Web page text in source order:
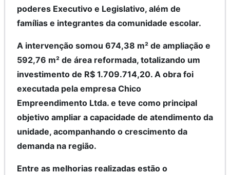
poderes Executivo e Legislativo, além de
famílias e integrantes da comunidade escolar.
A intervenção somou 674,38 m² de ampliação e
592,76 m² de área reformada, totalizando um
investimento de R$ 1.709.714,20. A obra foi
executada pela empresa Chico
Empreendimento Ltda. e teve como principal
objetivo ampliar a capacidade de atendimento da
unidade, acompanhando o crescimento da
demanda na região.
Entre as melhorias realizadas estão o